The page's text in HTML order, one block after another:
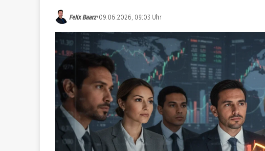
Felix Baarz•09.06.2026, 09:03 Uhr